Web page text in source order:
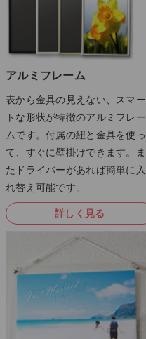
アルミフレーム
表から金具の見えない、スマー
トな形状が特徴のアルミフレー
ムです。付属の紐と金具を使っ
て、すぐに壁掛けできます。ま
たドライバーがあれば簡単に入
れ替え可能です。
詳しく見る